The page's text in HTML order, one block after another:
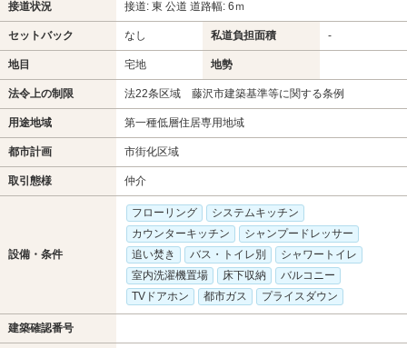
接道状況 接道: 東 公道 道路幅: 6ｍ
セットバック なし 私道負担面積 -
地目 宅地 地勢
法令上の制限 法22条区域 藤沢市建築基準等に関する条例
用途地域 第一種低層住居専用地域
都市計画 市街化区域
取引態様 仲介
設備・条件
フローリング
システムキッチン
カウンターキッチン
シャンプードレッサー
追い焚き
バス・トイレ別
シャワートイレ
室内洗濯機置場
床下収納
バルコニー
TVドアホン
都市ガス プライスダウン
建築確認番号